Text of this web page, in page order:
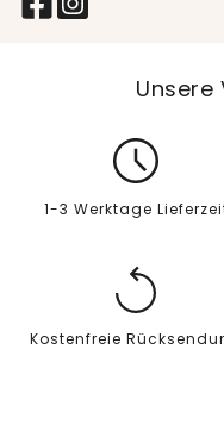
Unsere
1-3 Werktage
Kostenfreie